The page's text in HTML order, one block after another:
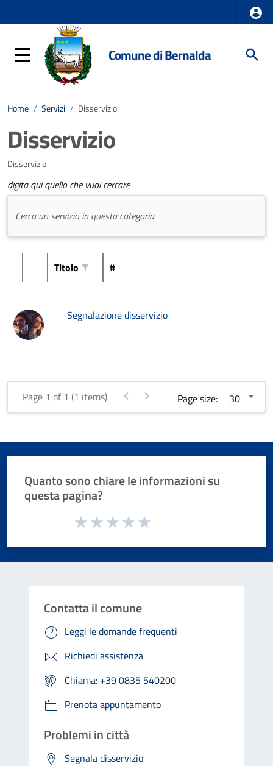
Comune di Bernalda
Home / Servizi / Disservizio
Disservizio
Disservizio
digita qui quello che vuoi cercare
Titolo #
Segnalazione disservizio
Page 1 of 1 (1 items) Page size:
Quanto sono chiare le informazioni su
questa pagina?
Valuta da 1 a 5 stelle la pagina
Contatta il comune
Leggi le domande frequenti
Richiedi assistenza
Chiama: +39 0835 540200
Prenota appuntamento
Problemi in città
Segnala disservizio